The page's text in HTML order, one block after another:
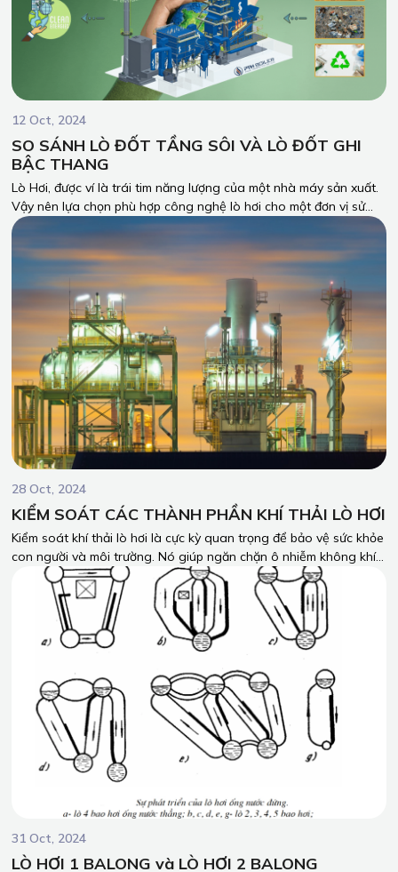
trình phát triển nền kinh tế, đóng vai trò ngày càng quan trọng
trong quá trình sản xuất.
12 Oct, 2024
SO SÁNH LÒ ĐỐT TẦNG SÔI VÀ LÒ ĐỐT GHI
BẬC THANG
Lò Hơi, được ví là trái tim năng lượng của một nhà máy sản xuất.
Vậy nên lựa chọn phù hợp công nghệ lò hơi cho một đơn vị sử
dụng nhiệt sản xuất là yếu tố quyết định đến tính ổn định cho
sản xuất, tính hiệu quả kinh tế, hiệu quả sử dụng năng lượng.
28 Oct, 2024
KIỂM SOÁT CÁC THÀNH PHẦN KHÍ THẢI LÒ HƠI
Kiểm soát khí thải lò hơi là cực kỳ quan trọng để bảo vệ sức khỏe
con người và môi trường. Nó giúp ngăn chặn ô nhiễm không khí,
bảo vệ nguồn nước và đất, đồng thời giảm thiểu biến đổi khí hậu.
Ngoài ra, việc kiểm soát khí thải còn mang lại lợi ích kinh tế cho
doanh nghiệp, tiết kiệm năng lượng và nâng cao uy tín. Đây
không chỉ là yêu cầu pháp lý mà còn là trách nhiệm xã hội và
chiến lược phát triển bền vững.
31 Oct, 2024
LÒ HƠI 1 BALONG và LÒ HƠI 2 BALONG